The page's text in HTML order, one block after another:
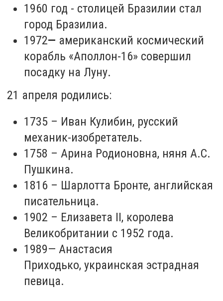
1960 год - столицей Бразилии стал
город Бразилиа.
1972— американский космический
корабль «Аполлон-16» совершил
посадку на Луну.
21 апреля родились:
1735 – Иван Кулибин, русский
механик-изобретатель.
1758 – Арина Родионовна, няня А.С.
Пушкина.
1816 – Шарлотта Бронте, английская
писательница.
1902 – Елизавета ІІ, королева
Великобритании с 1952 года.
1989— Анастасия
Приходько, украинская эстрадная
певица.